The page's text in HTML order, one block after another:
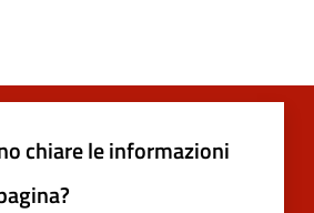
chiare le informazioni